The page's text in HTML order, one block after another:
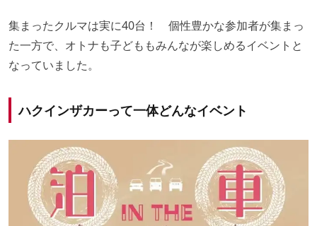
集まったクルマは実に40台！ 個性豊かな参加者が集まっ
た一方で、オトナも子どももみんなが楽しめるイベントと
なっていました。
ハクインザカーって一体どんなイベント